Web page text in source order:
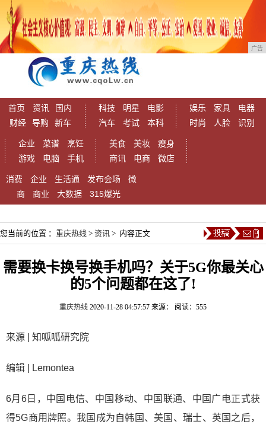
广告
首页 资讯
国内
财经
导购 新车
科技 明星
电影
汽车
考试 本科
娱乐 家具
电器
时尚
人脸 识别
企业 菜谱
烹饪
游戏
电脑 手机
美食 美妆
瘦身
商讯
电商 微店
消费 企业 生活通 发布会场
微
商
商业 大数据 315爆光
您当前的位置 ： 重庆热线 > 资讯 > 内容正文
需要换卡换号换手机吗？关于5G你最关心
的5个问题都在这了!
重庆热线 2020-11-28 04:57:57 来源： 阅读：555
来源 | 知呱呱研究院
编辑 | Lemontea
6月6日，中国电信、中国移动、中国联通、中国广电正式获
得5G商用牌照。我国成为自韩国、美国、瑞士、英国之后，